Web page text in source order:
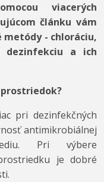
viacerých
článku vám
- chloráciu,
dezinfekciu a ich
pri dezinfekčných
antimikrobiálnej
Pri výbere
je dobré